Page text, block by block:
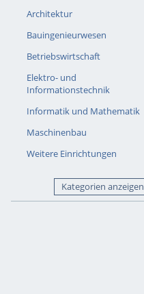
Architektur
Bauingenieurwesen
Betriebswirtschaft
Elektro- und
Informationstechnik
Informatik und Mathematik
Maschinenbau
Weitere Einrichtungen
Kategorien anzeigen